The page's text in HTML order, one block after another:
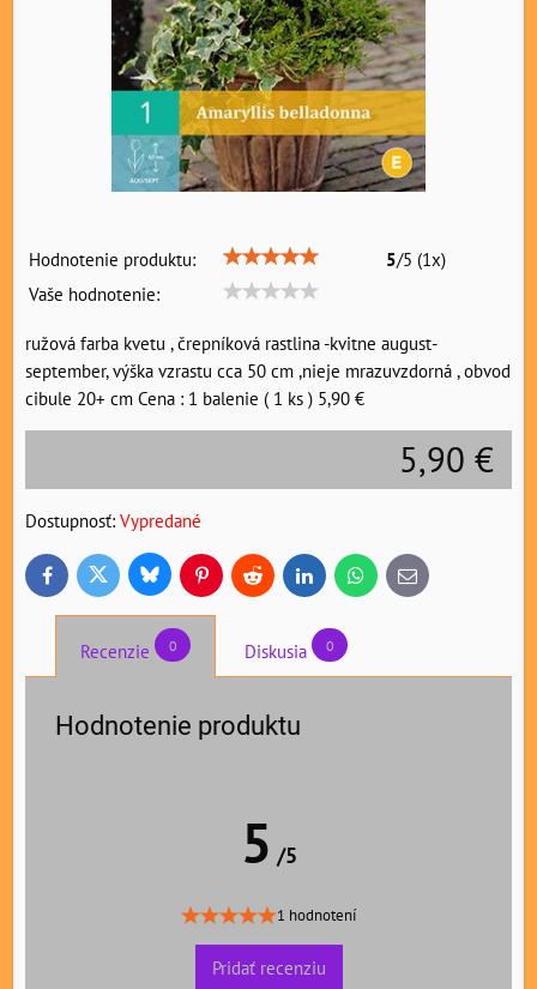
Hodnotenie produktu: 5/5 (1x)
Vaše hodnotenie:
ružová farba kvetu , črepníková rastlina -kvitne august-
september, výška vzrastu cca 50 cm ,nieje mrazuvzdorná , obvod
cibule 20+ cm Cena : 1 balenie ( 1 ks ) 5,90 €
5,90 €
Dostupnosť: Vypredané
FacebookTwitter BlueskyPinterestReddit LinkedInWhatsApp
E-
mail
Recenzie 0 Diskusia 0
Hodnotenie produktu
5 /5
1 hodnotení
Pridať recenziu